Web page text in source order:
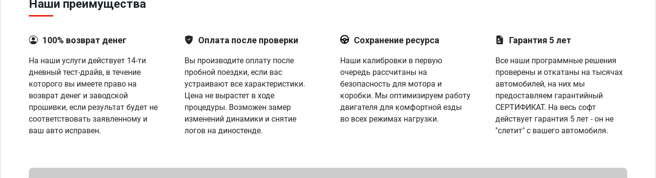
Наши преимущества
100% возврат денег
На наши услуги действует 14-ти
дневный тест-драйв, в течение
которого вы имеете право на
возврат денег и заводской
прошивки, если результат будет не
соответствовать заявленному и
ваш авто исправен.
Оплата после проверки
Вы производите оплату после
пробной поездки, если вас
устраивают все характеристики.
Цена не вырастет в ходе
процедуры. Возможен замер
изменений динамики и снятие
логов на диностенде.
Сохранение ресурса
Наши калибровки в первую
очередь рассчитаны на
безопасность для мотора и
коробки. Мы оптимизируем работу
двигателя для комфортной езды
во всех режимах нагрузки.
Гарантия 5 лет
Все наши программные решения
проверены и откатаны на тысячах
автомобилей, на них мы
предоставляем гарантийный
СЕРТИФИКАТ. На весь софт
действует гарантия 5 лет - он не
"слетит" с вашего автомобиля.